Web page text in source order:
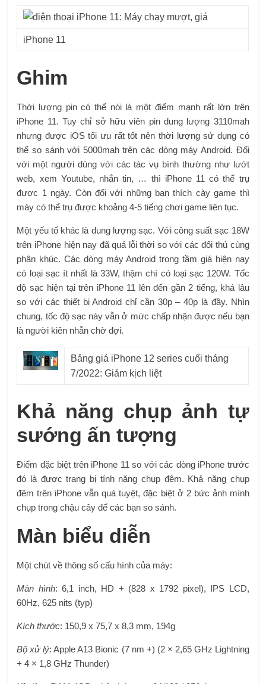
iPhone 11
Ghim
Thời lượng pin có thể nói là một điểm mạnh rất lớn trên
iPhone 11. Tuy chỉ sở hữu viên pin dung lượng 3110mah
nhưng được iOS tối ưu rất tốt nên thời lượng sử dụng có
thể so sánh với 5000mah trên các dòng máy Android. Đối
với một người dùng với các tác vụ bình thường như lướt
web, xem Youtube, nhắn tin, … thì iPhone 11 có thể trụ
được 1 ngày. Còn đối với những bạn thích cày game thì
máy có thể trụ được khoảng 4-5 tiếng chơi game liên tục.
Một yếu tố khác là dung lượng sạc. Với công suất sạc 18W
trên iPhone hiện nay đã quá lỗi thời so với các đối thủ cùng
phân khúc. Các dòng máy Android trong tầm giá hiện nay
có loại sạc ít nhất là 33W, thậm chí có loại sạc 120W. Tốc
độ sạc hiện tại trên iPhone 11 lên đến gần 2 tiếng, khá lâu
so với các thiết bị Android chỉ cần 30p – 40p là đầy. Nhìn
chung, tốc độ sạc này vẫn ở mức chấp nhận được nếu bạn
là người kiên nhẫn chờ đợi.
Bảng giá iPhone 12 series cuối tháng
7/2022: Giảm kịch liệt
Khả năng chụp ảnh tự
sướng ấn tượng
Điểm đặc biệt trên iPhone 11 so với các dòng iPhone trước
đó là được trang bị tính năng chụp đêm. Khả năng chụp
đêm trên iPhone vẫn quá tuyệt, đặc biệt ở 2 bức ảnh mình
chụp trong chậu cây để các bạn so sánh.
Màn biểu diễn
Một chút về thông số cấu hình của máy:
Màn hình: 6,1 inch, HD + (828 x 1792 pixel), IPS LCD,
60Hz, 625 nits (typ)
Kích thước: 150,9 x 75,7 x 8,3 mm, 194g
Bộ xử lý: Apple A13 Bionic (7 nm +) (2 × 2,65 GHz Lightning
+ 4 × 1,8 GHz Thunder)